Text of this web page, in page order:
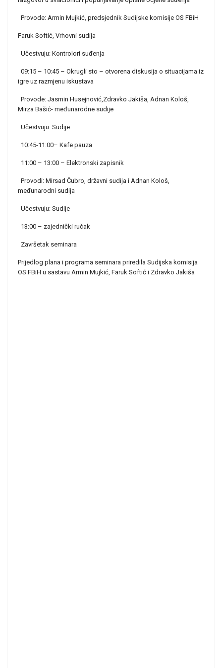
Provode: Armin Mujkić, predsjednik Sudijske komisije OS FBiH
Faruk Softić, Vrhovni sudija
Učestvuju: Kontrolori suđenja
09:15 – 10:45 – Okrugli sto – otvorena diskusija o situacijama iz
igre uz razmjenu iskustava
Provode: Jasmin Husejnović,Zdravko Jakiša, Adnan Kološ,
Mirza Bašić- međunarodne sudije
Učestvuju: Sudije
10:45-11:00– Kafe pauza
11:00 – 13:00 – Elektronski zapisnik
Provodi: Mirsad Čubro, državni sudija i Adnan Kološ,
međunarodni sudija
Učestvuju: Sudije
13:00 – zajednički ručak
Završetak seminara
Prijedlog plana i programa seminara priredila Sudijska komisija
OS FBiH u sastavu Armin Mujkić, Faruk Softić i Zdravko Jakiša